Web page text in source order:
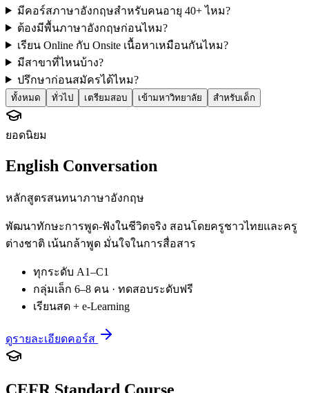
มีคอร์สภาษาอังกฤษสำหรับคนอายุ 40+ ไหม?
ต้องมีพื้นภาษาอังกฤษก่อนไหม?
เรียน Online กับ Onsite เนื้อหาเหมือนกันไหม?
มีสาขาที่ไหนบ้าง?
ปรึกษาก่อนสมัครได้ไหม?
ทั้งหมด ทั่วไป เตรียมสอบ เข้ามหาวิทยาลัย สำหรับเด็ก
ยอดนิยม
English Conversation
หลักสูตรสนทนาภาษาอังกฤษ
พัฒนาทักษะการพูด-ฟังในชีวิตจริง สอนโดยครูชาวไทยและครู
ต่างชาติ เน้นกล้าพูด มั่นใจในการสื่อสาร
ทุกระดับ A1–C1
กลุ่มเล็ก 6–8 คน · ทดสอบระดับฟรี
เรียนสด + e-Learning
ดูรายละเอียดคอร์ส